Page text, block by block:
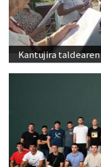
Kantujira